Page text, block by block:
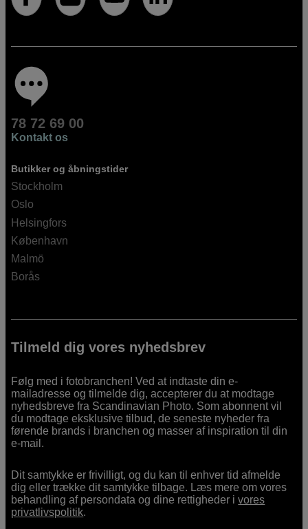
78 72 69 00
Kontakt os
Butikker og åbningstider
Stockholm
Oslo
Helsingfors
København
Malmö
Borås
Tilmeld dig vores nyhedsbrev
Følg med i fotobranchen! Ved at indtaste din e-
mailadresse og tilmelde dig, accepterer du at modtage
nyhedsbreve fra Scandinavian Photo. Som abonnent vil
du modtage eksklusive tilbud, de seneste nyheder fra
førende brands i branchen og masser af inspiration til din
e-mail.
Dit samtykke er frivilligt, og du kan til enhver tid afmelde
dig eller trække dit samtykke tilbage. Læs mere om vores
behandling af persondata og dine rettigheder ivores
privatlivspolitik.